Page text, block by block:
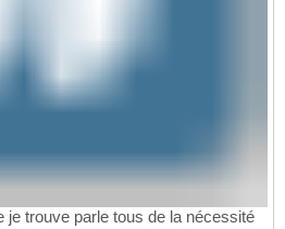
je trouve parle tous de la nécessité